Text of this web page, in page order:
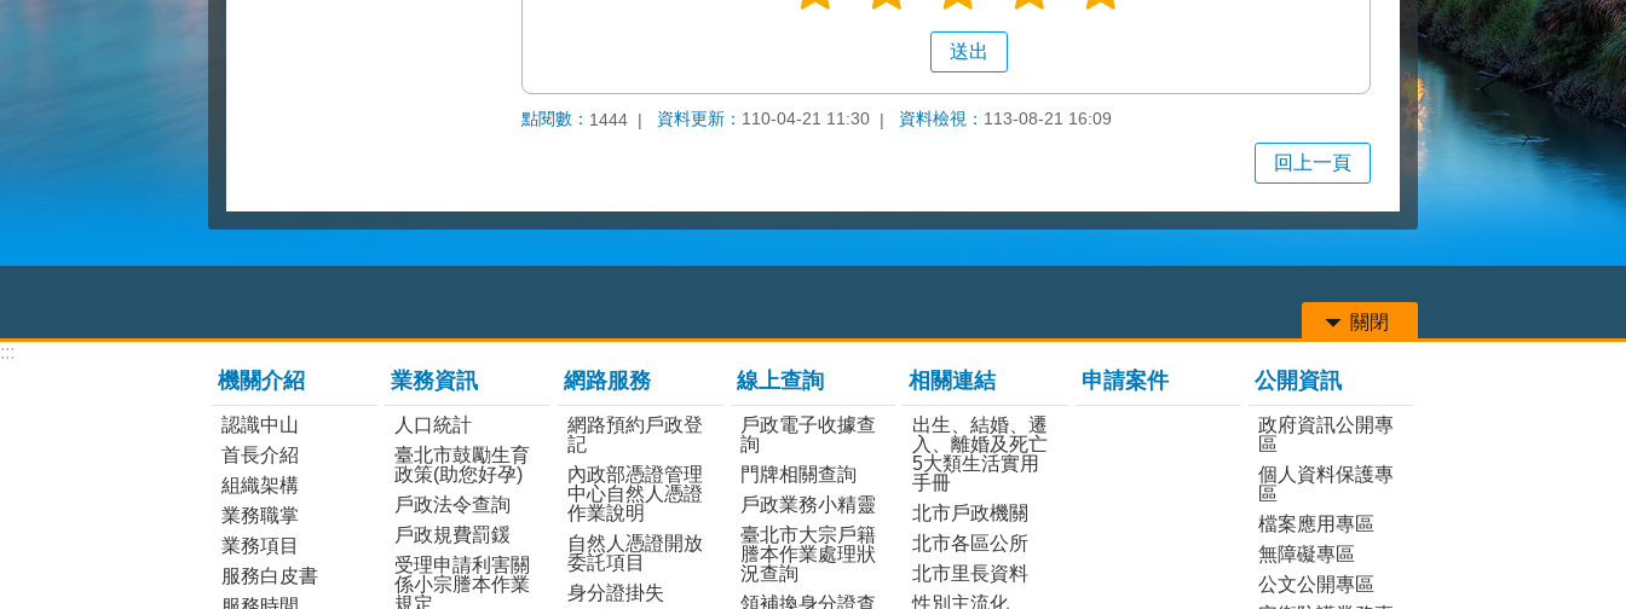
點閱數： 1444 資料更新： 110-04-21 11:30 資料檢視： 113-08-21 16:09
回上一頁
關閉
:::
機關介紹
認識中山
首長介紹
組織架構
業務職掌
業務項目
服務白皮書
業務資訊
人口統計
臺北市鼓勵生育
政策(助您好孕)
戶政法令查詢
戶政規費罰鍰
受理申請利害關
係小宗謄本作業
規定
網路服務
網路預約戶政登
記
內政部憑證管理
中心自然人憑證
作業說明
自然人憑證開放
委託項目
身分證掛失
線上查詢
戶政電子收據查
詢
門牌相關查詢
戶政業務小精靈
臺北市大宗戶籍
謄本作業處理狀
況查詢
領補換身分證查
相關連結
出生、結婚、遷
入、離婚及死亡
5大類生活實用
手冊
北市戶政機關
北市各區公所
北市里長資料
性別主流化
申請案件 公開資訊
政府資訊公開專
區
個人資料保護專
區
檔案應用專區
無障礙專區
公文公開專區